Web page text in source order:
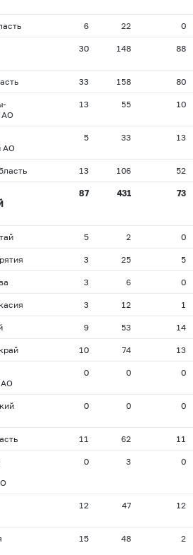
6 22 0
30 148 88
33 158 80
АО
13 55 10
АО
5 33 13
13 106 52
87 431 73
5 2 0
3 25 5
3 6 0
3 12 1
9 53 14
10 74 13
АО
0 0 0
0 0 0
11 62 11
0 3 0
12 47 12
15 48 2